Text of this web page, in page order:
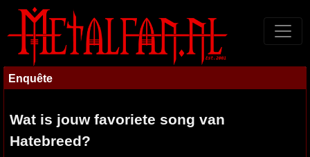
Enquête
Wat is jouw favoriete song van
Hatebreed?